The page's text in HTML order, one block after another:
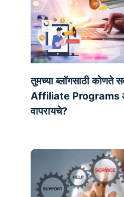
तुमच्या ब्लॉगसाठी कोणते
Affiliate Programs
वापरायचे?